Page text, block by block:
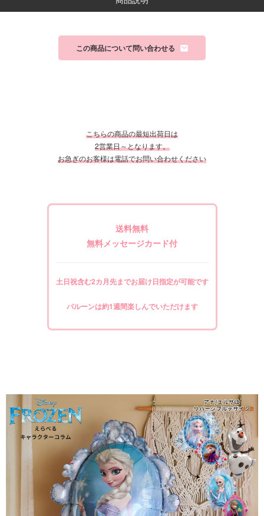
この商品について問い合わせる
こちらの商品の最短出荷日は
2営業日～となります。
お急ぎのお客様は電話でお問い合わせください
送料無料
無料メッセージカード付
土日祝含む2カ月先までお届け日指定が可能です
バルーンは約1週間楽しんでいただけます